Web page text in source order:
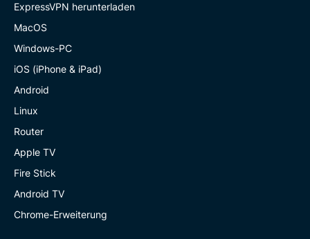
ExpressVPN herunterladen
MacOS
Windows-PC
iOS (iPhone & iPad)
Android
Linux
Router
Apple TV
Fire Stick
Android TV
Chrome-Erweiterung